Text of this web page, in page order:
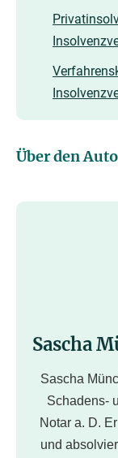
Über den
Sascha
Sascha
Schadens-
Notar a. D.
und